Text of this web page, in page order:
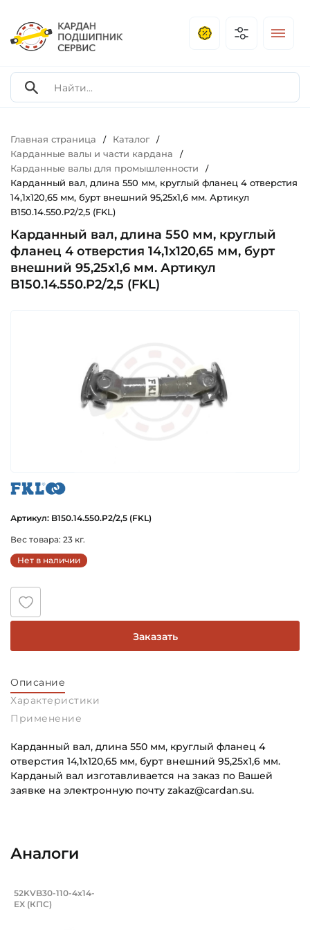
Главная страница / Каталог /
Карданные валы и части кардана /
Карданные валы для промышленности /
Карданный вал, длина 550 мм, круглый фланец 4 отверстия
14,1х120,65 мм, бурт внешний 95,25x1,6 мм. Артикул
B150.14.550.P2/2,5 (FKL)
Карданный вал, длина 550 мм, круглый
фланец 4 отверстия 14,1х120,65 мм, бурт
внешний 95,25x1,6 мм. Артикул
B150.14.550.P2/2,5 (FKL)
Артикул: B150.14.550.P2/2,5 (FKL)
Вес товара: 23 кг.
Нет в наличии
Заказать
Описание
Характеристики
Применение
Карданный вал, длина 550 мм, круглый фланец 4
отверстия 14,1х120,65 мм, бурт внешний 95,25x1,6 мм.
Карданый вал изготавливается на заказ по Вашей
заявке на электронную почту zakaz@cardan.su.
Тип соединения 1:
Способ фиксации Соединения 2:
Категория:
Для промышленности:
Аналоги
Карданный вал, длина 550 мм,
Карданный вал 52KVB30-110-4х14-EX (КПС). Длина 550
52KVB30-110-4х14-
EX (КПС)